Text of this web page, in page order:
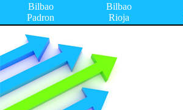
Bilbao
Padron
Bilbao
Rioja